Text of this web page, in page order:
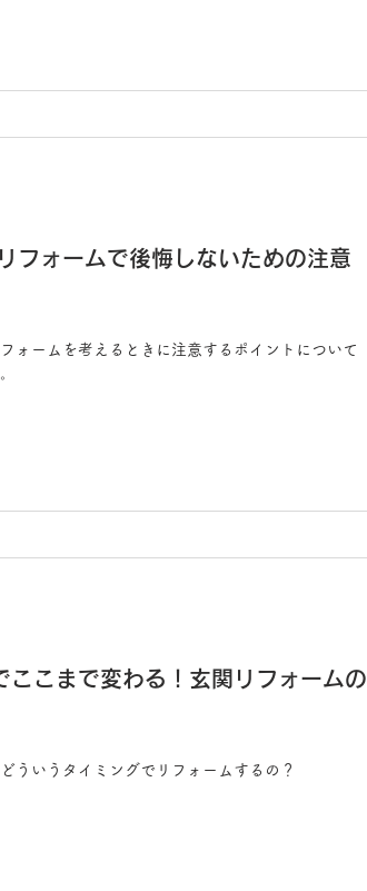
フォームで後悔しないための注意
ォームを考えるときに注意するポイントについて
ここまで変わる！玄関リフォームの
ういうタイミングでリフォームするの？